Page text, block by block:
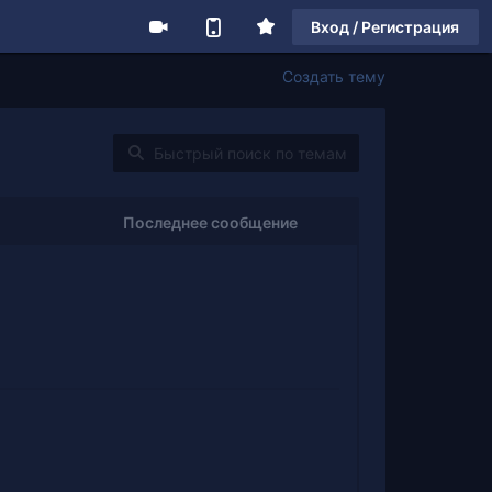
Вход / Регистрация
Создать тему
Последнее сообщение